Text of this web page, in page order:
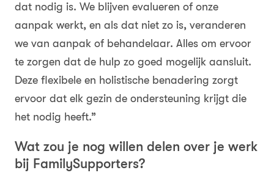
dat nodig is. We blijven evalueren of onze
aanpak werkt, en als dat niet zo is, veranderen
we van aanpak of behandelaar. Alles om ervoor
te zorgen dat de hulp zo goed mogelijk aansluit.
Deze flexibele en holistische benadering zorgt
ervoor dat elk gezin de ondersteuning krijgt die
het nodig heeft.”
Wat zou je nog willen delen over je werk
bij FamilySupporters?